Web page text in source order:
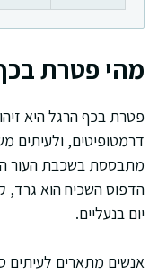
מהי פטרת
פטרת בכף הרגל היא
דרמטופיטים, ולעיתים
מתבססת בשכבת העור
הדפוס השכיח הוא גרד,
יום בנעליים.
אנשים מתארים לעיתים